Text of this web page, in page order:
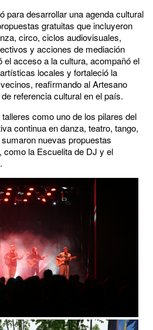
para desarrollar una agenda cultural
gratuitas que incluyeron
circo, ciclos audiovisuales,
y acciones de mediación
el acceso a la cultura, acompañó el
locales y fortaleció la
reafirmando al Artesano
referencia cultural en el país.
como uno de los pilares del
continua en danza, teatro, tango,
nuevas propuestas
como la Escuelita de DJ y el